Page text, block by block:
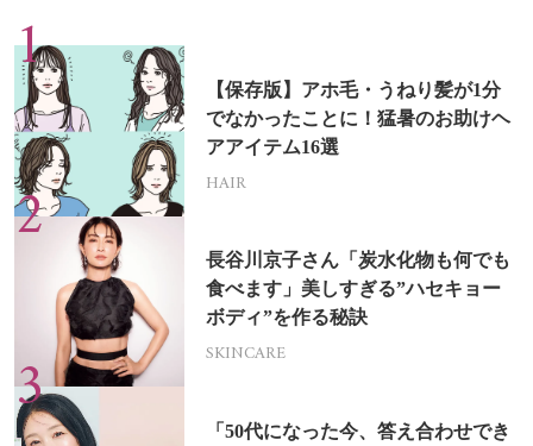
【保存版】アホ毛・うねり髪が1分
でなかったことに！猛暑のお助けヘ
アアイテム16選
HAIR
長谷川京子さん「炭水化物も何でも
食べます」美しすぎる”ハセキョー
ボディ”を作る秘訣
SKINCARE
「50代になった今、答え合わせでき